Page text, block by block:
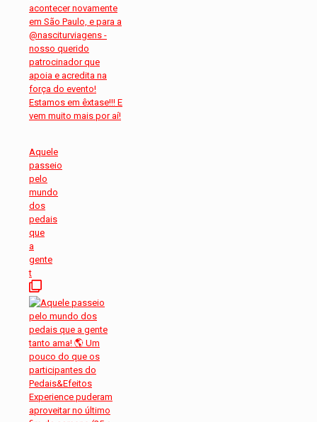
Aquele
passeio
pelo
mundo
dos
pedais
que
a
gente
t